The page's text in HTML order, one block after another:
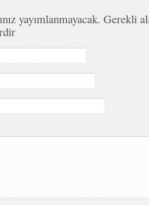
yayımlanmayacak. Gerekli